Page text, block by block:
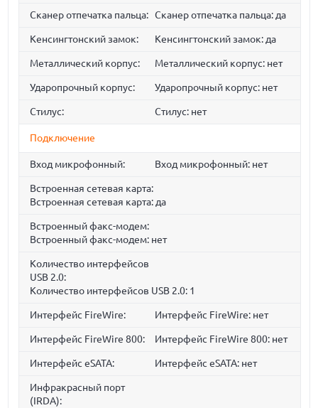
Сканер отпечатка пальца: Сканер отпечатка пальца: да
Кенсингтонский замок: Кенсингтонский замок: да
Металлический корпус: Металлический корпус: нет
Ударопрочный корпус: Ударопрочный корпус: нет
Стилус: Стилус: нет
Подключение
Вход микрофонный: Вход микрофонный: нет
Встроенная сетевая карта:
Встроенная сетевая карта: да
Встроенный факс-модем:
Встроенный факс-модем: нет
Количество интерфейсов
USB 2.0:
Количество интерфейсов USB 2.0: 1
Интерфейс FireWire: Интерфейс FireWire: нет
Интерфейс FireWire 800: Интерфейс FireWire 800: нет
Интерфейс eSATA: Интерфейс eSATA: нет
Инфракрасный порт
(IRDA):